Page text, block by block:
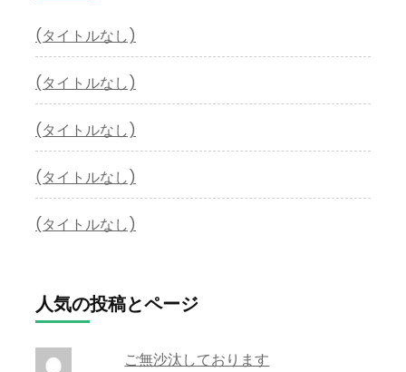
(タイトルなし)
(タイトルなし)
(タイトルなし)
(タイトルなし)
(タイトルなし)
人気の投稿とページ
ご無沙汰しております